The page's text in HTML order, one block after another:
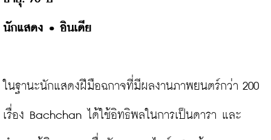
นักแสดง • อินเดีย
ในฐานะนักแสดงฝีมือฉกาจที่มีผลงานภาพยนตร์กว่า 200
เรื่อง Bachchan ได้ใช้อิทธิพลในการเป็นดารา และ